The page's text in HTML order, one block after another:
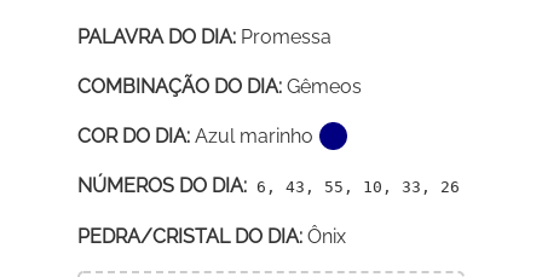
PALAVRA DO DIA: Promessa
COMBINAÇÃO DO DIA: Gêmeos
COR DO DIA: Azul marinho
NÚMEROS DO DIA: 6, 43, 55, 10, 33, 26
PEDRA/CRISTAL DO DIA: Ônix